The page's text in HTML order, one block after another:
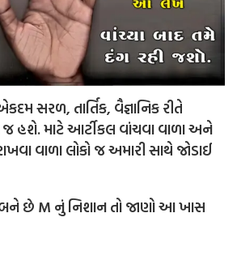
સરળ, તાર્તિક, વૈજ્ઞાનિક રીતે
જ હશે. માટે આર્ટીકલ વાંચવા વાળા અને
વાળા લોકો જ અમારી સાથે જોડાઈ
બને છે M નું નિશાન તો જાણો આ ખાસ